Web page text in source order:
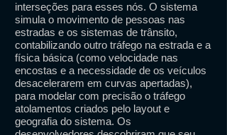
interseções para esses nós. O sistema
simula o movimento de pessoas nas
estradas e os sistemas de trânsito,
contabilizando outro tráfego na estrada e a
física básica (como velocidade nas
encostas e a necessidade de os veículos
desacelerarem em curvas apertadas),
para modelar com precisão o tráfego
atolamentos criados pelo layout e
geografia do sistema. Os